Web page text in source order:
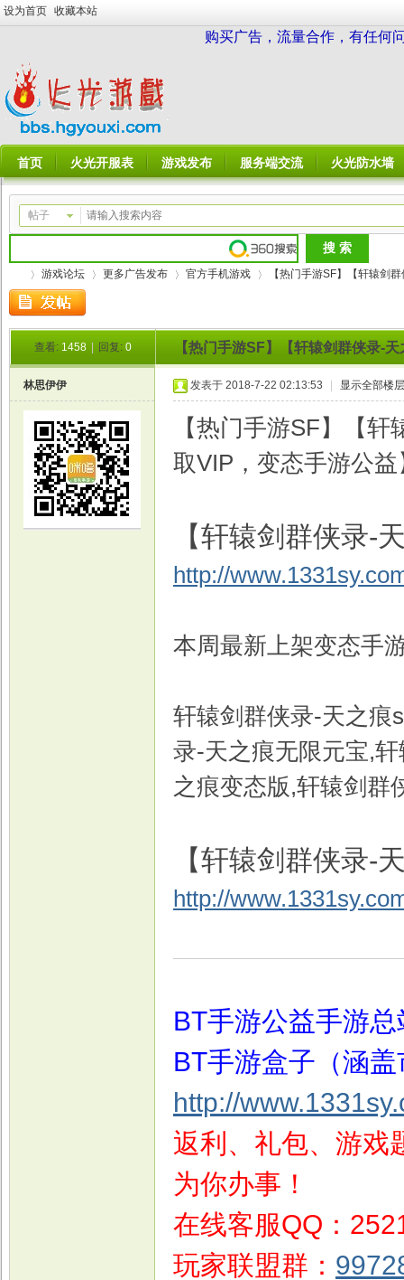
设为首页 收藏本站
购买广告，流量合作，有任何
首页 火光开服表 游戏发布 服务端交流 火光防水墙
帖子
游戏论坛
›
更多广告发布 官方手机游戏
›
【热门手游SF】【轩辕剑
查看: 1458 回复: 0 【热门手游SF】【轩辕剑群侠录-
林思伊伊 发表于 2018-7-22 02:13:53 显示全部楼层
【热门手游SF】【
取VIP，变态手游公益
【轩辕剑群侠录-
http://
本周最新上架变态手
轩辕剑群侠录-天之痕
录-天之痕无限元宝,
之痕变态版,轩辕剑群
【轩辕剑群侠录-
http://
BT手游公益手游总
BT手游盒子（涵
http://
返利、礼包、游戏
为你办事！
在线客服QQ：
玩家联盟群：